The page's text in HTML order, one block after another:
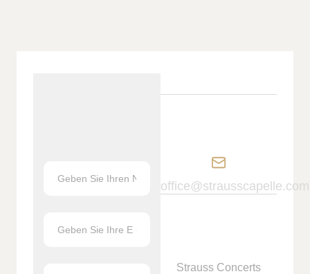
office@strausscapelle.com
Strauss Concerts